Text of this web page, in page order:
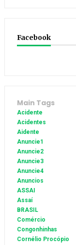
Facebook
Main Tags
Acidente
Acidentes
Aidente
Anuncie1
Anuncie2
Anuncie3
Anuncie4
Anuncios
ASSAI
Assaí
BRASIL
Comércio
Congonhinhas
Cornélio Procópio